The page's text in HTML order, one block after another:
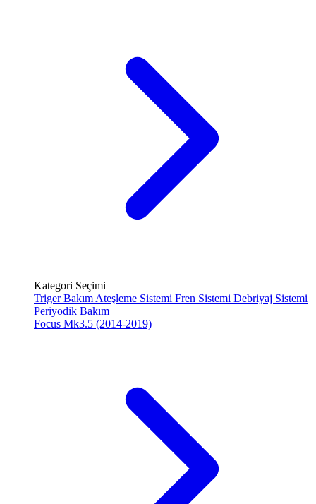
Kategori Seçimi
Triger Bakım Ateşleme Sistemi Fren Sistemi Debriyaj Sistemi
Periyodik Bakım
Focus Mk3.5 (2014-2019)